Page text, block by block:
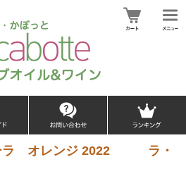
ーラ オレンジ 2022 ラ・